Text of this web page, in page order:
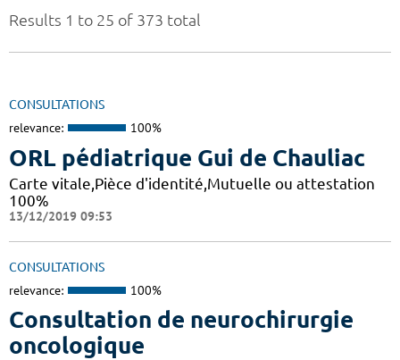
Results 1 to 25 of 373 total
CONSULTATIONS
relevance: 100%
ORL pédiatrique Gui de Chauliac
Carte vitale,Pièce d'identité,Mutuelle ou attestation
100%
13/12/2019 09:53
CONSULTATIONS
relevance: 100%
Consultation de neurochirurgie
oncologique